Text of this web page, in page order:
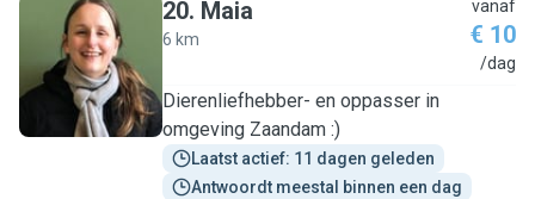
M
20. Maia
6 km
vanaf
€ 10
/dag
Dierenliefhebber- en oppasser in
omgeving Zaandam :)
Laatst actief: 11 dagen geleden
Antwoordt meestal binnen een dag